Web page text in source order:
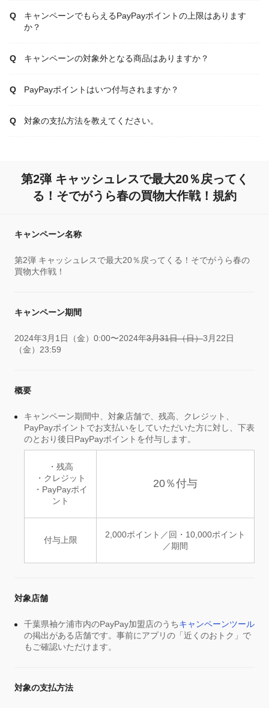
キャンペーンでもらえるPayPayポイントの上限はあります
か？
キャンペーンの対象外となる商品はありますか？
PayPayポイントはいつ付与されますか？
対象の支払方法を教えてください。
第2弾 キャッシュレスで最大20％戻ってく
る！そでがうら春の買物大作戦！規約
キャンペーン名称
第2弾 キャッシュレスで最大20％戻ってくる！そでがうら春の
買物大作戦！
キャンペーン期間
2024年3月1日（金）0:00〜2024年3月31日（日）3月22日
（金）23:59
概要
キャンペーン期間中、対象店舗で、残高、クレジット、
PayPayポイントでお支払いをしていただいた方に対し、下表
のとおり後日PayPayポイントを付与します。
・残高
・クレジット
・PayPayポイ
ント
20％付与
付与上限
2,000ポイント／回・10,000ポイント
／期間
対象店舗
千葉県袖ケ浦市内のPayPay加盟店のうちキャンペーンツール
の掲出がある店舗です。事前にアプリの「近くのおトク」で
もご確認いただけます。
対象の支払方法